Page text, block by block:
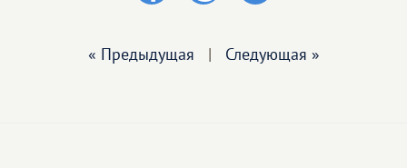
« Предыдущая | Следующая »